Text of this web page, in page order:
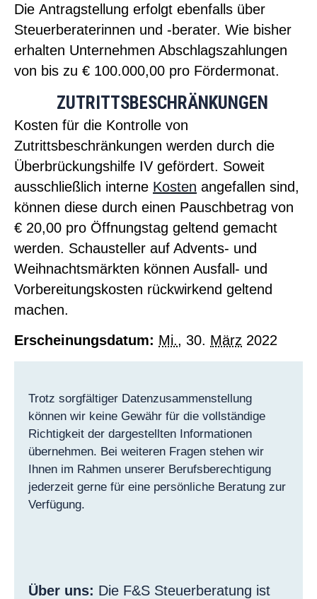
Die Antragstellung erfolgt ebenfalls über
Steuerberaterinnen und -berater. Wie bisher
erhalten Unternehmen Abschlagszahlungen
von bis zu € 100.000,00 pro Fördermonat.
ZUTRITTSBESCHRÄNKUNGEN
Kosten für die Kontrolle von
Zutrittsbeschränkungen werden durch die
Überbrückungshilfe IV gefördert. Soweit
ausschließlich interne Kosten angefallen sind,
können diese durch einen Pauschbetrag von
€ 20,00 pro Öffnungstag geltend gemacht
werden. Schausteller auf Advents- und
Weihnachtsmärkten können Ausfall- und
Vorbereitungskosten rückwirkend geltend
machen.
Erscheinungsdatum: Mi., 30. März 2022
Trotz sorgfältiger Datenzusammenstellung
können wir keine Gewähr für die vollständige
Richtigkeit der dargestellten Informationen
übernehmen. Bei weiteren Fragen stehen wir
Ihnen im Rahmen unserer Berufsberechtigung
jederzeit gerne für eine persönliche Beratung zur
Verfügung.
Über uns: Die F&S Steuerberatung ist